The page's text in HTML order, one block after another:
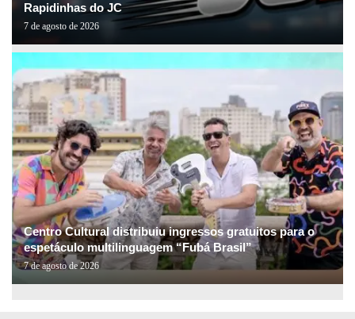
Rapidinhas do JC
7 de agosto de 2026
Centro Cultural distribuiu ingressos gratuitos para o
espetáculo multilinguagem “Fubá Brasil”
7 de agosto de 2026